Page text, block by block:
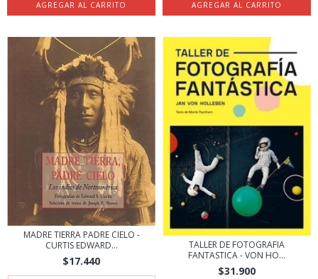
MADRE TIERRA PADRE CIELO -
CURTIS EDWARD...
$17.440
TALLER DE FOTOGRAFIA
FANTASTICA - VON HO...
$31.900